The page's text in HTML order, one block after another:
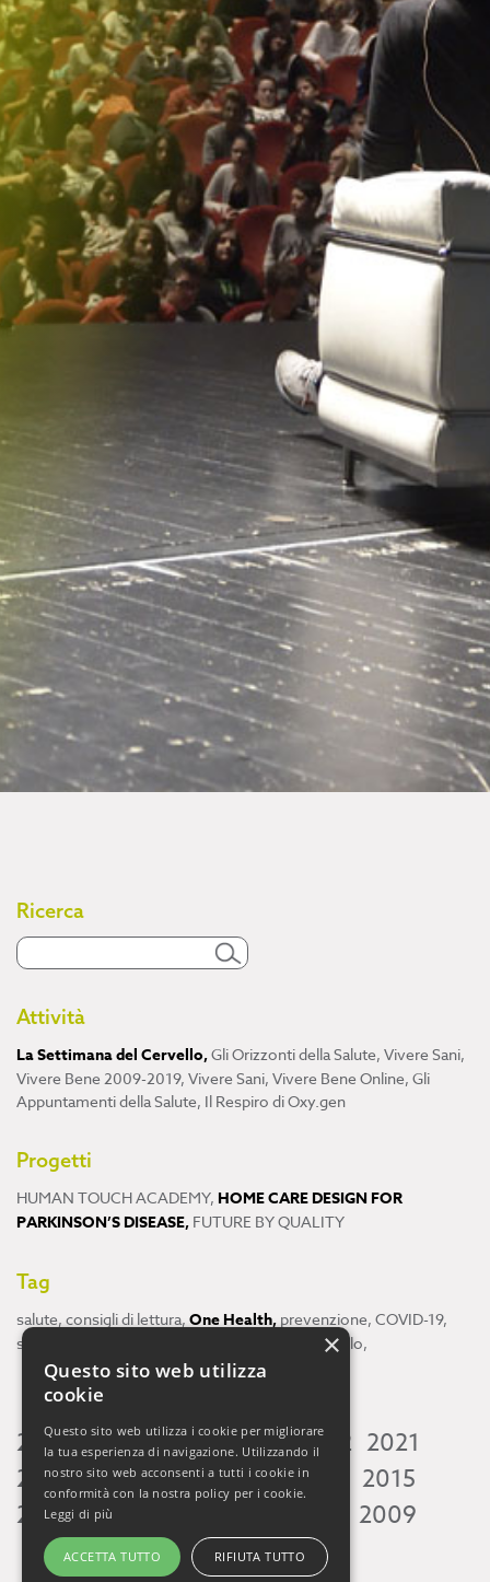
Ricerca
Attività
La Settimana del Cervello,Gli Orizzonti della Salute, Vivere Sani,
Vivere Bene 2009-2019, Vivere Sani, Vivere Bene Online, Gli
Appuntamenti della Salute, Il Respiro di Oxy.gen
Progetti
HUMAN TOUCH ACADEMY, HOME CARE DESIGN FOR
PARKINSON’S DISEASE, FUTURE BY QUALITY
Tag
salute, consigli di lettura, One Health, prevenzione, COVID-19,
scienza
cervello,
2026 2025 2024 2023 2022 2021
2020 2019 2018 2017 2016
2015
2014 2013 2009
×
Questo sito web utilizza
cookie
Questo sito web utilizza i cookie per migliorare
la tua esperienza di navigazione. Utilizzando il
nostro sito web acconsenti a tutti i cookie in
conformità con la nostra policy per i cookie.
Leggi di più
ACCETTA TUTTO RIFIUTA TUTTO